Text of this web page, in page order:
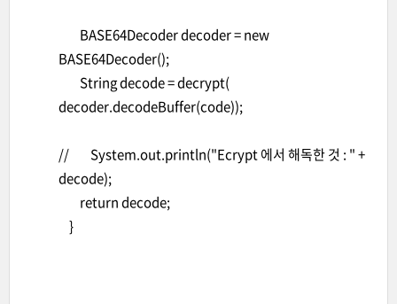
BASE64Decoder decoder = new
BASE64Decoder();
String decode = decrypt(
decoder.decodeBuffer(code));
// System.out.println("Ecrypt 에서 해독한 것 : " +
decode);
return decode;
}